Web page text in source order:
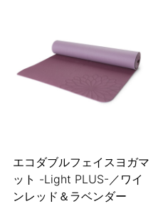
エコダブルフェイスヨガマ
ット -Light PLUS-／ワイ
ンレッド＆ラベンダー